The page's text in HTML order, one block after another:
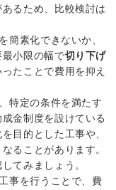
るため、比較検討は
簡素化できないか、
小限の幅で切り下げ
たことで費用を抑え
特定の条件を満たす
金制度を設けている
目的とした工事や、
ることがあります。
てみましょう。
事を行うことで、費